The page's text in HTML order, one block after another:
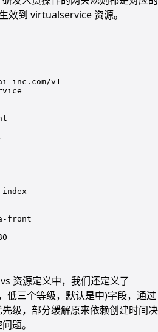
效到 virtualservice 资源。
inc.com/v1
front
资源定义中，我们还定义了
低三个等级，默认是中)字段，通过
级，部分缓解原来依赖创建时间决
题。